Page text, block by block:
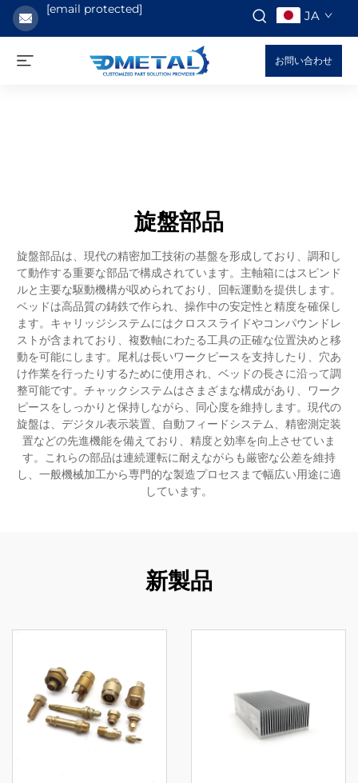
[email protected] JA
お問い合わせ
旋盤部品
旋盤部品は、現代の精密加工技術の基盤を形成しており、調和し
て動作する重要な部品で構成されています。主軸箱にはスピンド
ルと主要な駆動機構が収められており、回転運動を提供します。
ベッドは高品質の鋳鉄で作られ、操作中の安定性と精度を確保し
ます。キャリッジシステムにはクロススライドやコンパウンドレ
ストが含まれており、複数軸にわたる工具の正確な位置決めと移
動を可能にします。尾札は長いワークピースを支持したり、穴あ
け作業を行ったりするために使用され、ベッドの長さに沿って調
整可能です。チャックシステムはさまざまな構成があり、ワーク
ピースをしっかりと保持しながら、同心度を維持します。現代の
旋盤は、デジタル表示装置、自動フィードシステム、精密測定装
置などの先進機能を備えており、精度と効率を向上させていま
す。これらの部品は連続運転に耐えながらも厳密な公差を維持
し、一般機械加工から専門的な製造プロセスまで幅広い用途に適
しています。
新製品